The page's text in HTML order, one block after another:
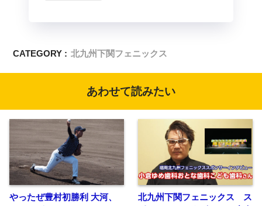
CATEGORY : 北九州下関フェニックス
あわせて読みたい
やったぜ豊村初勝利 大河、
北九州下関フェニックス ス